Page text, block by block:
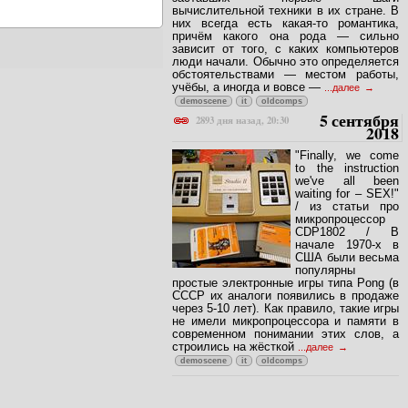
заставших первые шаги
вычислительной техники в их стране. В
них всегда есть какая-то романтика,
причём какого она рода — сильно
зависит от того, с каких компьютеров
люди начали. Обычно это определяется
обстоятельствами — местом работы,
учёбы, а иногда и вовсе —
5 сентября
2018
"Finally, we come
to the instruction
we've all been
waiting for – SEX!"
/ из статьи про
микропроцессор
CDP1802 / В
начале 1970-х в
США были весьма
популярны
простые электронные игры типа Pong (в
СССР их аналоги появились в продаже
через 5-10 лет). Как правило, такие игры
не имели микропроцессора и памяти в
современном понимании этих слов, а
строились на жёсткой...далее